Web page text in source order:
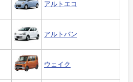
アルトエコ
アルトバン
ウェイク